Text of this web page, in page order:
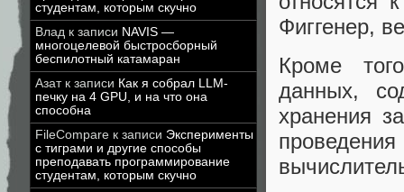
студентам, которым скучно
Влад к записи NAVIS —
многоцелевой быстросборный
беспилотный катамаран
Азатк записи Как я собрал LLM-
печку на 4 GPU, и на что она
способна
FileCompare к записи Эксперименты
с тиграми и другие способы
преподавать программирование
студентам, которым скучно
Фиггенер,
Кроме
данных,
хранения